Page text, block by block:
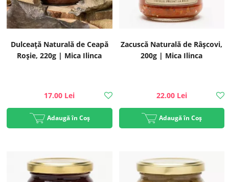
Dulceață Naturală de Ceapă
Roșie, 220g | Mica Ilinca
17.00 Lei
Adaugă în Coș
Zacuscă Naturală de Râșcovi,
200g | Mica Ilinca
22.00 Lei
Adaugă în Coș